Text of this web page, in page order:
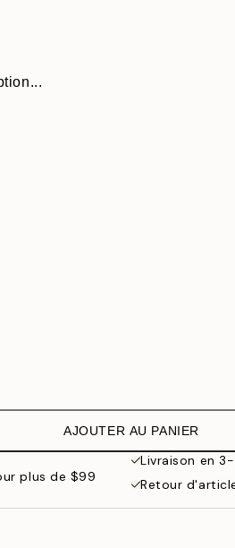
AJOUTER AU PANIER
Livraison en
plus de $99
Retour